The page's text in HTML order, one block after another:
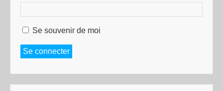
Se souvenir de moi
Se connecter